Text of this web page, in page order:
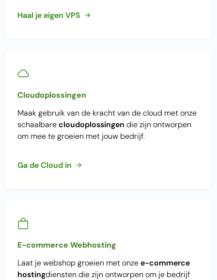
Haal je eigen VPS
Cloudoplossingen
Maak gebruik van de kracht van de cloud met onze
schaalbarecloudoplossingen die zijn ontworpen
om mee te groeien met jouw bedrijf.
Ga de Cloud in
E-commerce Webhosting
Laat je webshop groeien met onzee-commerce
hostingdiensten die zijn ontworpen om je bedrijf